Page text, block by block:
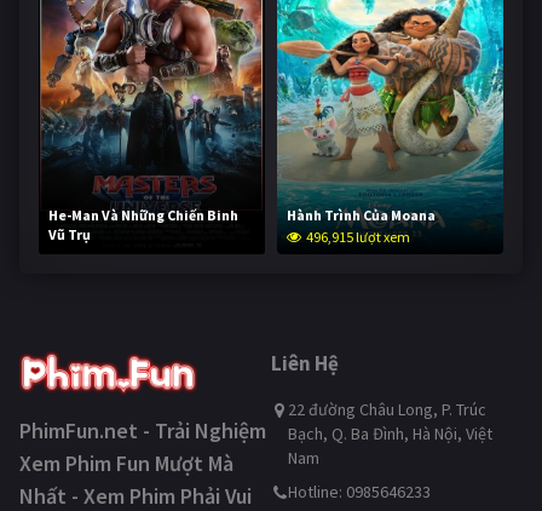
He-Man Và Những Chiến Binh
Vũ Trụ
246,049 lượt xem
Hành Trình Của Moana
496,915 lượt xem
PhimFun.net - Trải Nghiệm
Xem Phim Fun Mượt Mà
Nhất - Xem Phim Phải Vui
Liên Hệ
22 đường Châu Long, P. Trúc
Bạch, Q. Ba Đình, Hà Nội, Việt
Nam
Hotline: 0985646233